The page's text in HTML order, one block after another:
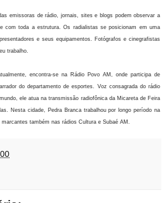
de rádio, jornais, sites e blogs podem observar a
com toda a estrutura. Os radialistas se posicionam em uma
e seus equipamentos. Fotógrafos e cinegrafistas
trabalho.
encontra-se na Rádio Povo AM, onde participa de
do departamento de esportes. Voz consagrada do rádio
ele atua na transmissão radiofônica da Micareta de Feira
Nesta cidade, Pedra Branca trabalhou por longo período na
também nas rádios Cultura e Subaé AM.